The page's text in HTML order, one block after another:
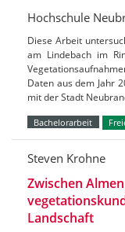
Hochschule
Diese Arbeit
am Lindebach im
Daten aus dem Jahr
mit der Stadt
Bachelorarbeit
Steven Krohne
Zwischen
Landschaft